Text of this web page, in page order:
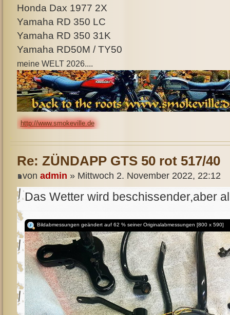
Honda Dax 1977 2X
Yamaha RD 350 LC
Yamaha RD 350 31K
Yamaha RD50M / TY50
meine WELT 2026....
http://www.smokeville.de
Re: ZÜNDAPP GTS 50 rot 517/40
von admin » Mittwoch 2. November 2022, 22:12
Das Wetter wird beschissender,aber
Bildabmessungen geändert auf 62 % seiner Originalabmessungen [800 x 590]